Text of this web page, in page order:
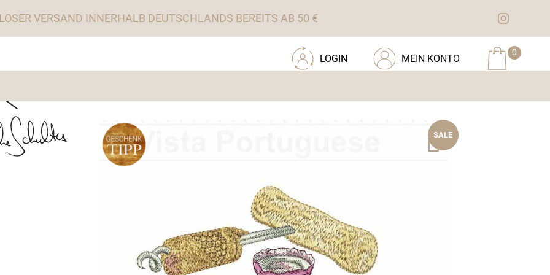
VERSAND INNERHALB DEUTSCHLANDS BEREITS AB 50 €
0
MEIN KONTO
LOGIN
SALE